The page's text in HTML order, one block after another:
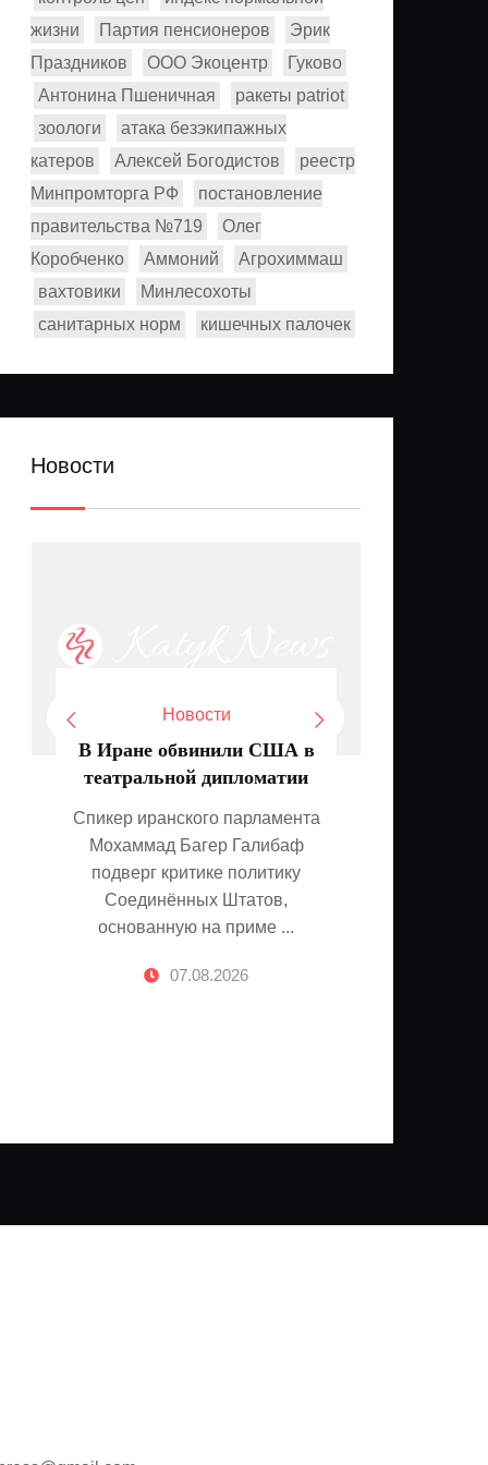
жизни
Партия пенсионеров
Эрик
Праздников
ООО Экоцентр
Гуково
Антонина Пшеничная
ракеты patriot
зоологи
атака безэкипажных
катеров
Алексей Богодистов
реестр
Минпромторга РФ
постановление
правительства №719
Олег
Коробченко
Аммоний
Агрохиммаш
вахтовики
Минлесохоты
санитарных норм
кишечных палочек
Новости
Новости
В Иране обвинили США в
театральной дипломатии
Спикер иранского парламента
Мохаммад Багер Галибаф
подверг критике политику
Соединённых Штатов,
основанную на приме ...
07.08.2026